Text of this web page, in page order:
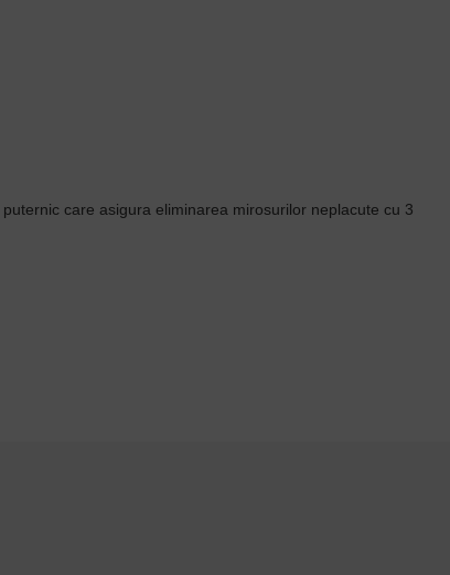
puternic care asigura eliminarea mirosurilor neplacute cu 3